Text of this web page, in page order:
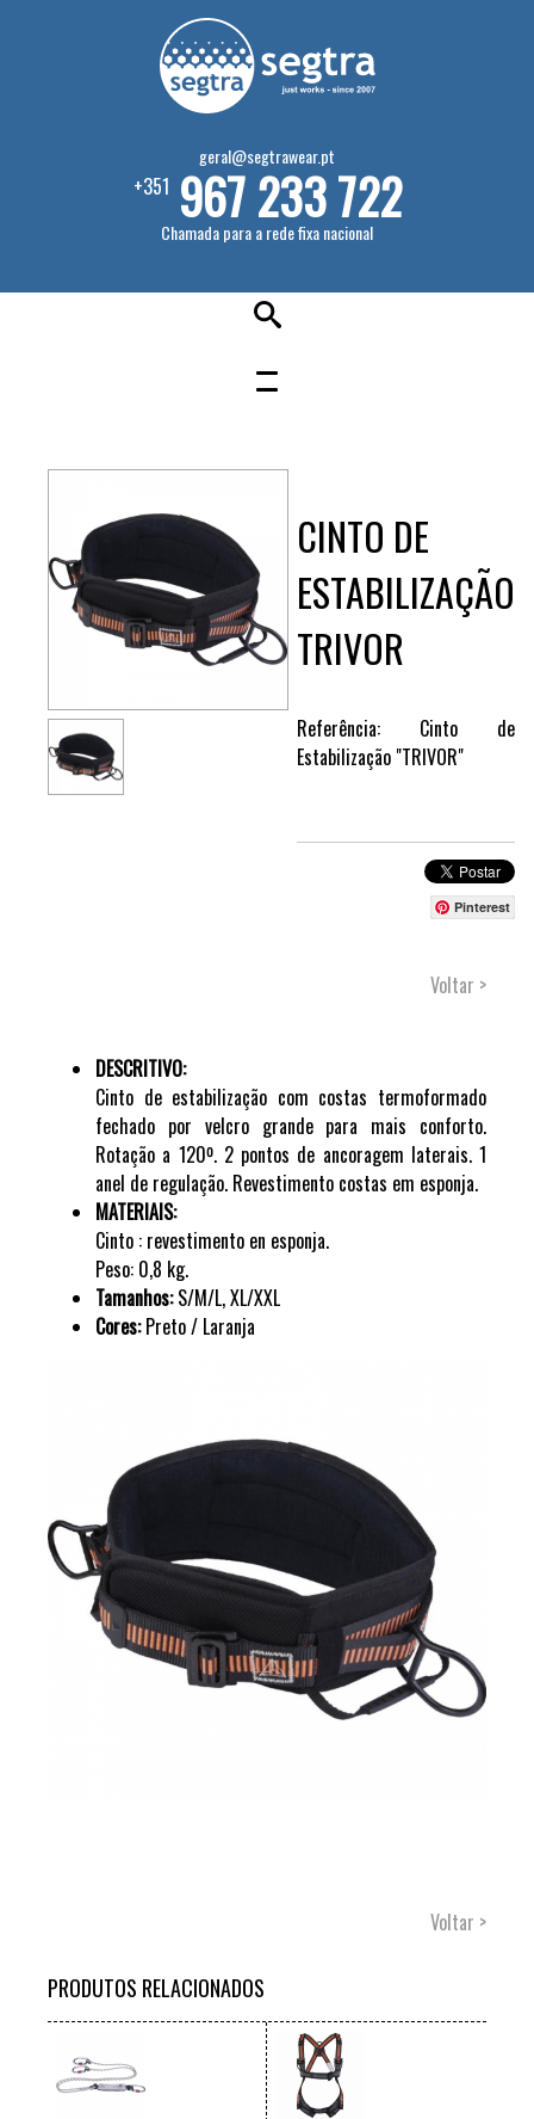
geral@segtrawear.pt
+351 967 233 722
Chamada para a rede fixa nacional
CINTO DE
ESTABILIZAÇÃO
TRIVOR
Referência: Cinto de
Estabilização "TRIVOR"
Pinterest
Voltar >
DESCRITIVO:
Cinto de estabilização com costas termoformado
fechado por velcro grande para mais conforto.
Rotação a 120º. 2 pontos de ancoragem laterais. 1
anel de regulação. Revestimento costas em esponja.
MATERIAIS:
Cinto : revestimento en esponja.
Peso: 0,8 kg.
Tamanhos: S/M/L, XL/XXL
Cores: Preto / Laranja
Voltar >
PRODUTOS RELACIONADOS